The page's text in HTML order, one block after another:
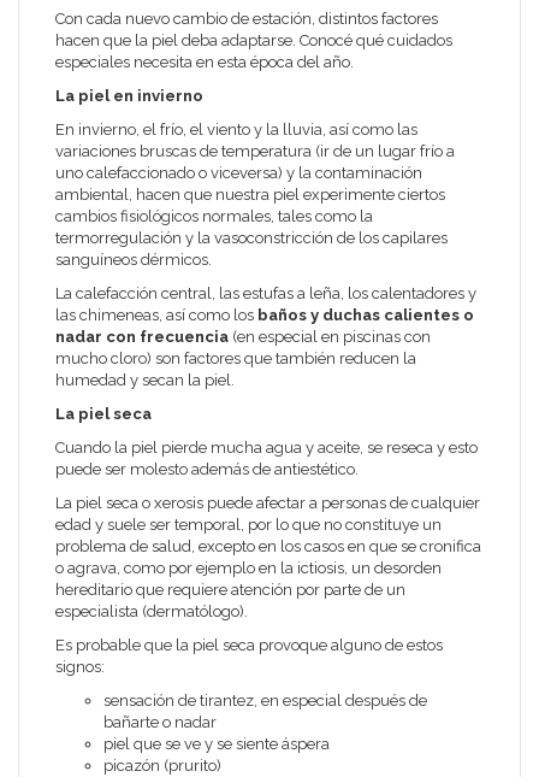
Con cada nuevo cambio de estación, distintos factores
hacen que la piel deba adaptarse. Conocé qué cuidados
especiales necesita en esta época del año.
La piel en invierno
En invierno, el frío, el viento y la lluvia, así como las
variaciones bruscas de temperatura (ir de un lugar frío a
uno calefaccionado o viceversa) y la contaminación
ambiental, hacen que nuestra piel experimente ciertos
cambios fisiológicos normales, tales como la
termorregulación y la vasoconstricción de los capilares
sanguíneos dérmicos.
La calefacción central, las estufas a leña, los calentadores y
las chimeneas, así como los baños y duchas calientes o
nadar con frecuencia (en especial en piscinas con
mucho cloro) son factores que también reducen la
humedad y secan la piel.
La piel seca
Cuando la piel pierde mucha agua y aceite, se reseca y esto
puede ser molesto además de antiestético.
La piel seca o xerosis puede afectar a personas de cualquier
edad y suele ser temporal, por lo que no constituye un
problema de salud, excepto en los casos en que se cronifica
o agrava, como por ejemplo en la ictiosis, un desorden
hereditario que requiere atención por parte de un
especialista (dermatólogo).
Es probable que la piel seca provoque alguno de estos
signos:
sensación de tirantez, en especial después de
bañarte o nadar
piel que se ve y se siente áspera
picazón (prurito)